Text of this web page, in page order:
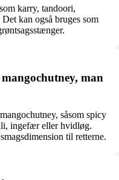
karry, tandoori,
kan også bruges som
man
såsom spicy
ingefær eller hvidløg.
til retterne.